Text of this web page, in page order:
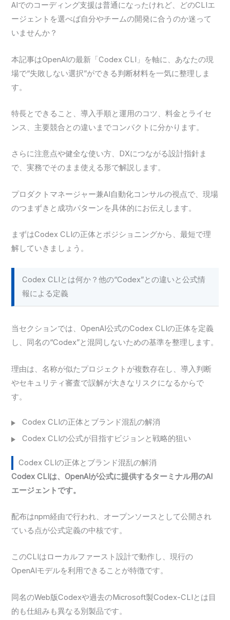
AIでのコーディング支援は普通になったけれど、どのCLIエ
ージェントを選べば自分やチームの開発に合うのか迷って
いませんか？
本記事はOpenAIの最新「Codex CLI」を軸に、あなたの現
場で“失敗しない選択”ができる判断材料を一気に整理しま
す。
特長とできること、導入手順と運用のコツ、料金とライセ
ンス、主要競合との違いまでコンパクトに分かります。
さらに注意点や健全な使い方、DXにつながる設計指針ま
で、実務でそのまま使える形で解説します。
プロダクトマネージャー兼AI自動化コンサルの視点で、現場
のつまずきと成功パターンを具体的にお伝えします。
まずはCodex CLIの正体とポジショニングから、最短で理
解していきましょう。
Codex CLIとは何か？他の“Codex”との違いと公式情
報による定義
当セクションでは、OpenAI公式のCodex CLIの正体を定義
し、同名の“Codex”と混同しないための基準を整理します。
理由は、名称が似たプロジェクトが複数存在し、導入判断
やセキュリティ審査で誤解が大きなリスクになるからで
す。
Codex CLIの正体とブランド混乱の解消
Codex CLIの公式が目指すビジョンと戦略的狙い
Codex CLIの正体とブランド混乱の解消
Codex CLIは、OpenAIが公式に提供するターミナル用のAI
エージェントです。
配布はnpm経由で行われ、オープンソースとして公開され
ている点が公式定義の中核です。
このCLIはローカルファースト設計で動作し、現行の
OpenAIモデルを利用できることが特徴です。
同名のWeb版Codexや過去のMicrosoft製Codex-CLIとは目
的も仕組みも異なる別製品です。